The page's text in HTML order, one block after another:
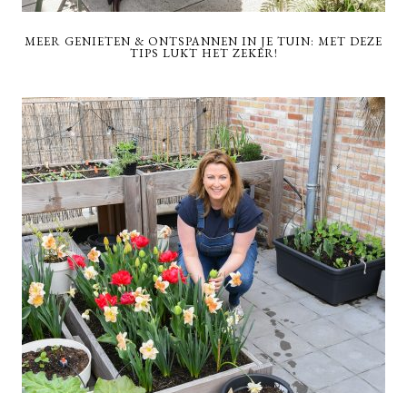
MEER GENIETEN & ONTSPANNEN IN JE TUIN: MET DEZE
TIPS LUKT HET ZEKER!